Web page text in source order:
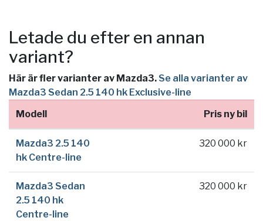
Letade du efter en annan
variant?
Här är fler varianter av Mazda3. Se alla varianter av
Mazda3 Sedan 2.5 140 hk Exclusive-line
Modell
Pris ny bil
Mazda3 2.5 140
hk Centre-line
320 000 kr
Mazda3 Sedan
2.5 140 hk
Centre-line
320 000 kr